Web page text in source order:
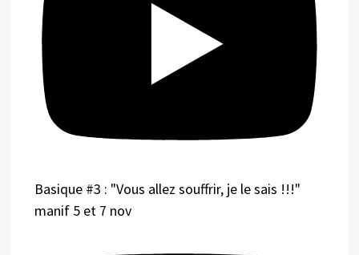
Basique #3 : "Vous allez souffrir, je le sais !!!"
manif 5 et 7 nov